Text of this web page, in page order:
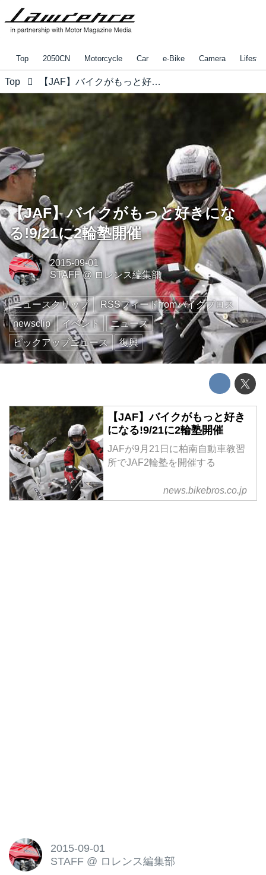
Top 2050CN Motorcycle Car e-Bike Camera
Top 【JAF】バイクがもっと好きになる!9/21に2輪塾開催
【JAF】バイクがもっと好きにな
る!9/21に2輪塾開催
2015-09-01
STAFF@ロレンス編集部
ニュースクリップ
RSSフィードfromバイクブロス
newsclip
イベント
ニュース
ピックアップニュース
復興
【JAF】バイクがもっと好き
になる!9/21に2輪塾開催
JAFが9月21日に柏南自動車教習
所でJAF2輪塾を開催する
news.bikebros.co.jp
2015-09-01
STAFF @ ロレンス編集部